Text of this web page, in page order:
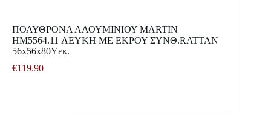
ΠΟΛΥΘΡΟΝΑ ΑΛΟΥΜΙΝΙΟΥ MARTIN
HM5564.11 ΛΕΥΚΗ ΜΕ ΕΚΡΟΥ ΣΥΝΘ.RATTAN
56x56x80Υεκ.
€119.90